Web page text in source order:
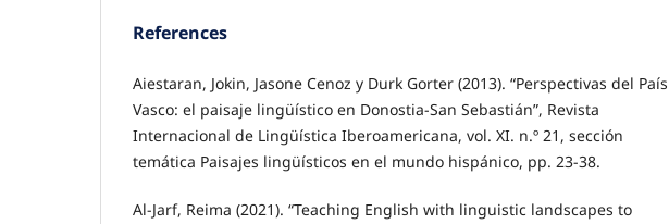
References
Aiestaran, Jokin, Jasone Cenoz y Durk Gorter (2013). “Perspectivas del País
Vasco: el paisaje lingüístico en Donostia-San Sebastián”, Revista
Internacional de Lingüística Iberoamericana, vol. XI. n.º 21, sección
temática Paisajes lingüísticos en el mundo hispánico, pp. 23-38.
Al-Jarf, Reima (2021). “Teaching English with linguistic landscapes to